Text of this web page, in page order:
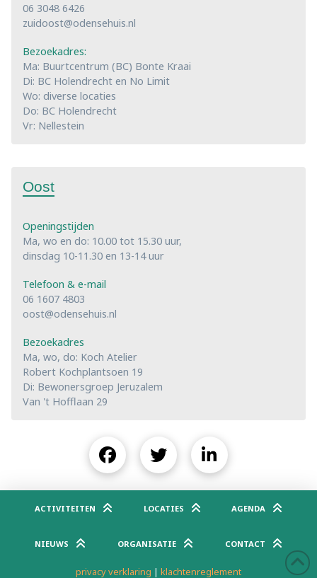
06 3048 6426
zuidoost@odensehuis.nl
Bezoekadres:
Ma: Buurtcentrum (BC) Bonte Kraai
Di: BC Holendrecht en No Limit
Wo: diverse locaties
Do: BC Holendrecht
Vr: Nellestein
Oost
Openingstijden
Ma, wo en do: 10.00 tot 15.30 uur,
dinsdag 10-11.30 en 13-14 uur
Telefoon & e-mail
06 1607 4803
oost@odensehuis.nl
Bezoekadres
Ma, wo, do: Koch Atelier
Robert Kochplantsoen 19
Di: Bewonersgroep Jeruzalem
Van 't Hofflaan 29
ACTIVITEITEN LOCATIES AGENDA
NIEUWS ORGANISATIE CONTACT
privacy verklaring | klachtenreglement